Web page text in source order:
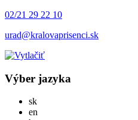
02/21 29 22 10
urad@kralovaprisenci.sk
Výber jazyka
skSlovensky
en